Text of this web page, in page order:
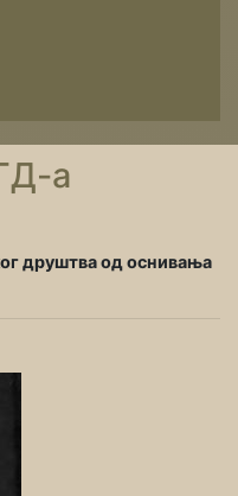
а
друштва од оснивања